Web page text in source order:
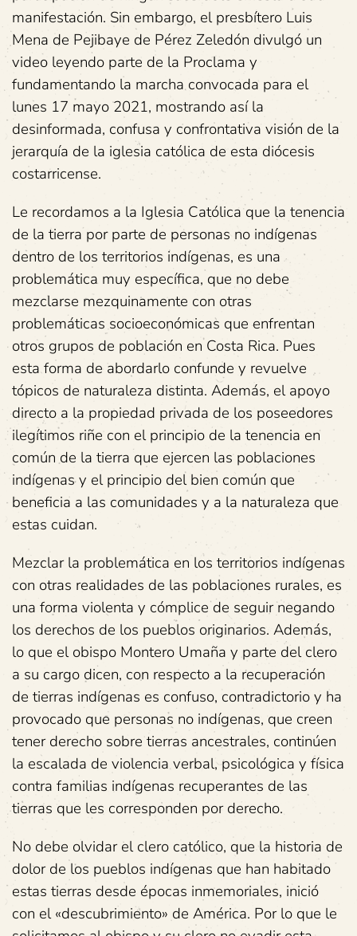
manifestación. Sin embargo, el presbítero Luis
Mena de Pejibaye de Pérez Zeledón divulgó un
video leyendo parte de la Proclama y
fundamentando la marcha convocada para el
lunes 17 mayo 2021, mostrando así la
desinformada, confusa y confrontativa visión de la
jerarquía de la iglesia católica de esta diócesis
costarricense.
Le recordamos a la Iglesia Católica que la tenencia
de la tierra por parte de personas no indígenas
dentro de los territorios indígenas, es una
problemática muy específica, que no debe
mezclarse mezquinamente con otras
problemáticas socioeconómicas que enfrentan
otros grupos de población en Costa Rica. Pues
esta forma de abordarlo confunde y revuelve
tópicos de naturaleza distinta. Además, el apoyo
directo a la propiedad privada de los poseedores
ilegítimos riñe con el principio de la tenencia en
común de la tierra que ejercen las poblaciones
indígenas y el principio del bien común que
beneficia a las comunidades y a la naturaleza que
estas cuidan.
Mezclar la problemática en los territorios indígenas
con otras realidades de las poblaciones rurales, es
una forma violenta y cómplice de seguir negando
los derechos de los pueblos originarios. Además,
lo que el obispo Montero Umaña y parte del clero
a su cargo dicen, con respecto a la recuperación
de tierras indígenas es confuso, contradictorio y ha
provocado que personas no indígenas, que creen
tener derecho sobre tierras ancestrales, continúen
la escalada de violencia verbal, psicológica y física
contra familias indígenas recuperantes de las
tierras que les corresponden por derecho.
No debe olvidar el clero católico, que la historia de
dolor de los pueblos indígenas que han habitado
estas tierras desde épocas inmemoriales, inició
con el «descubrimiento» de América. Por lo que le